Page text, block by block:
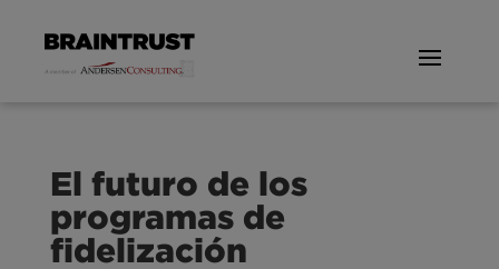
El futuro de los
programas de
fidelización